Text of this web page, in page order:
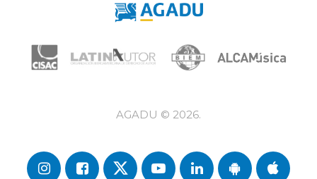
AGADU © 2026.